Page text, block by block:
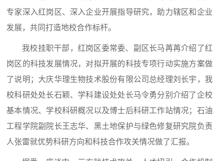
专家深入红岗区、深入企业开展指导研究，助力辖区和企业
发展，共同打造地校合作标杆。
我校挂职干部，红岗区委常委、副区长马苒苒介绍了红
岗区的科技发展情况，对拟开展的科技专项行动实施方案做
了说明；大庆华理生物技术股份有限公司总经理刘长宇，我
校科研处处长石颖、学科建设处处长马令勇分别介绍了企校
基本情况、学校科研概况以及博士后科研工作站情况；石油
工程学院副院长王志华、黑土地保护与绿色修复研究院负责
人张雷就优势科研方向和科技合作攻关情况做了汇报。